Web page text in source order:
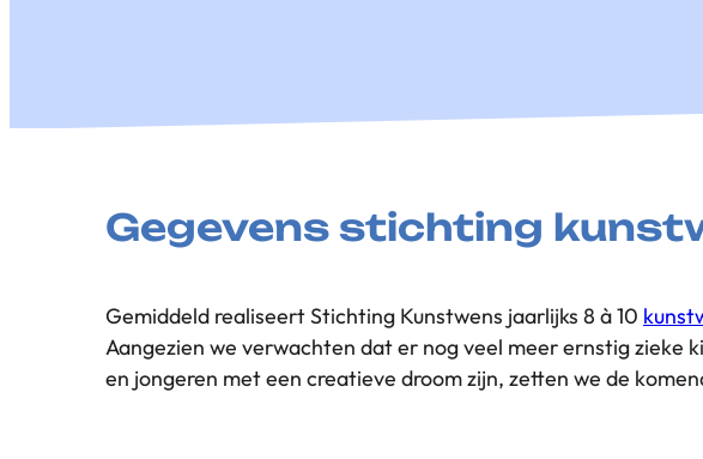
Gegevens stichting
Gemiddeld realiseert Stichting Kunstwens jaarlijks 8 à 10
Aangezien we verwachten dat er nog veel meer ernstig zieke
en jongeren met een creatieve droom zijn, zetten we de
ambassadeurs binnen de zorg. Benieuwd hoe we dit